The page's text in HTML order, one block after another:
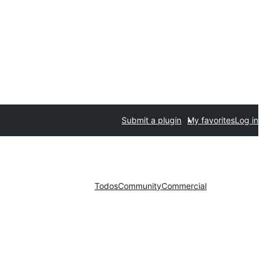
Submit a plugin My favoritesLog in
TodosCommunityCommercial